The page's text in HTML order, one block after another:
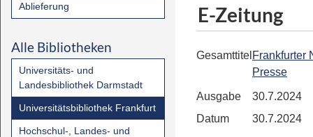
Ablieferung
Alle Bibliotheken
Universitäts- und
Landesbibliothek Darmstadt
Universitätsbibliothek Frankfurt
Hochschul-, Landes- und
E-Zeitung
Gesamttitel Frankfurter
Presse
Ausgabe
30.7.2024
Datum
30.7.2024